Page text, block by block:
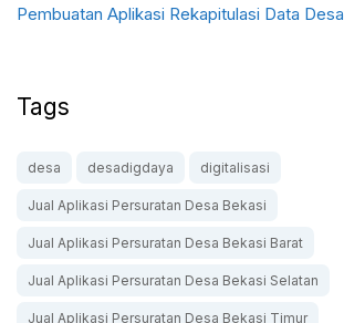
Pembuatan Aplikasi Rekapitulasi Data Desa
Tags
desa desadigdaya digitalisasi
Jual Aplikasi Persuratan Desa Bekasi
Jual Aplikasi Persuratan Desa Bekasi Barat
Jual Aplikasi Persuratan Desa Bekasi Selatan
Jual Aplikasi Persuratan Desa Bekasi Timur